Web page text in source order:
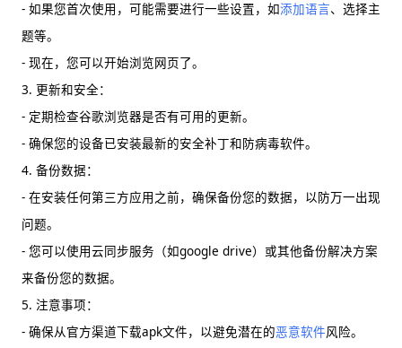
- 如果您首次使用，可能需要进行一些设置，如添加语言、选择主
题等。
- 现在，您可以开始浏览网页了。
3. 更新和安全：
- 定期检查谷歌浏览器是否有可用的更新。
- 确保您的设备已安装最新的安全补丁和防病毒软件。
4. 备份数据：
- 在安装任何第三方应用之前，确保备份您的数据，以防万一出现
问题。
- 您可以使用云同步服务（如google drive）或其他备份解决方案
来备份您的数据。
5. 注意事项：
- 确保从官方渠道下载apk文件，以避免潜在的恶意软件风险。